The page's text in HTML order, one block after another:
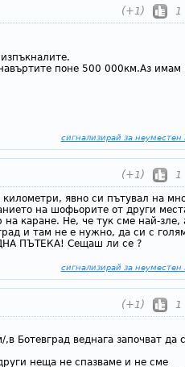
(+1) 1
поне 500 000км.Аз имам
сигнализирай за неуместен
(+1) 1
явно си пътувал на
на шофьорите от други
каране. Не, че тук сме най-зле,
и там не е нужно, да си с
ПЪТЕКА! Сещаш ли се ?
сигнализирай за неуместен
(+1) 1
Ботевград веднага започват да
неща не спазваме и не сме